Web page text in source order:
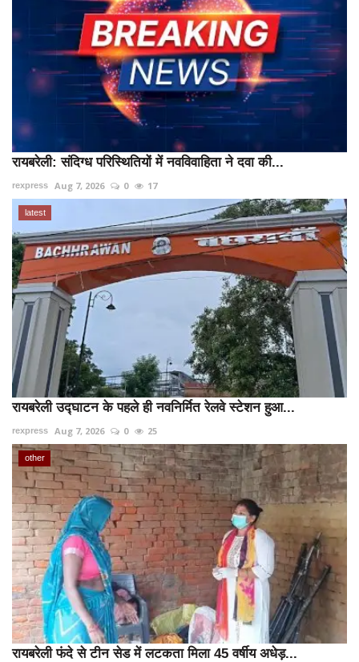
रायबरेली: संदिग्ध परिस्थितियों में नवविवाहिता ने दवा की...
rexpress Aug 7, 2026 0 17
latest
रायबरेली उद्घाटन के पहले ही नवनिर्मित रेलवे स्टेशन हुआ...
rexpress Aug 7, 2026 0 25
other
रायबरेली फंदे से टीन सेड में लटकता मिला 45 वर्षीय अधेड़...